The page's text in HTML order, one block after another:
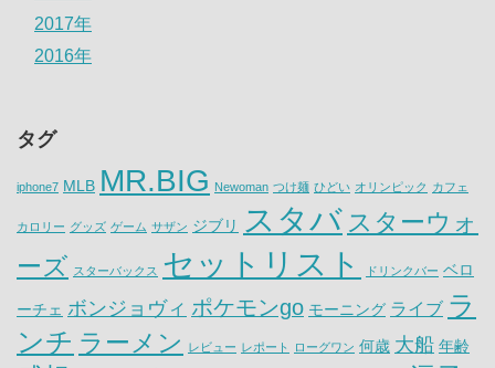
2017年
2016年
タグ
iphone7 MLB MR.BIG Newoman つけ麺 ひどい オリンピック カフェ
カロリー グッズ ゲーム サザン ジブリ スタバ スターウォ
ーズ スターバックス セットリスト ドリンクバー ベロ
ーチェ ボンジョヴィ ポケモンgo モーニング ライブ ラ
ンチ ラーメン レビュー レポート ローグワン 何歳 大船 年齢